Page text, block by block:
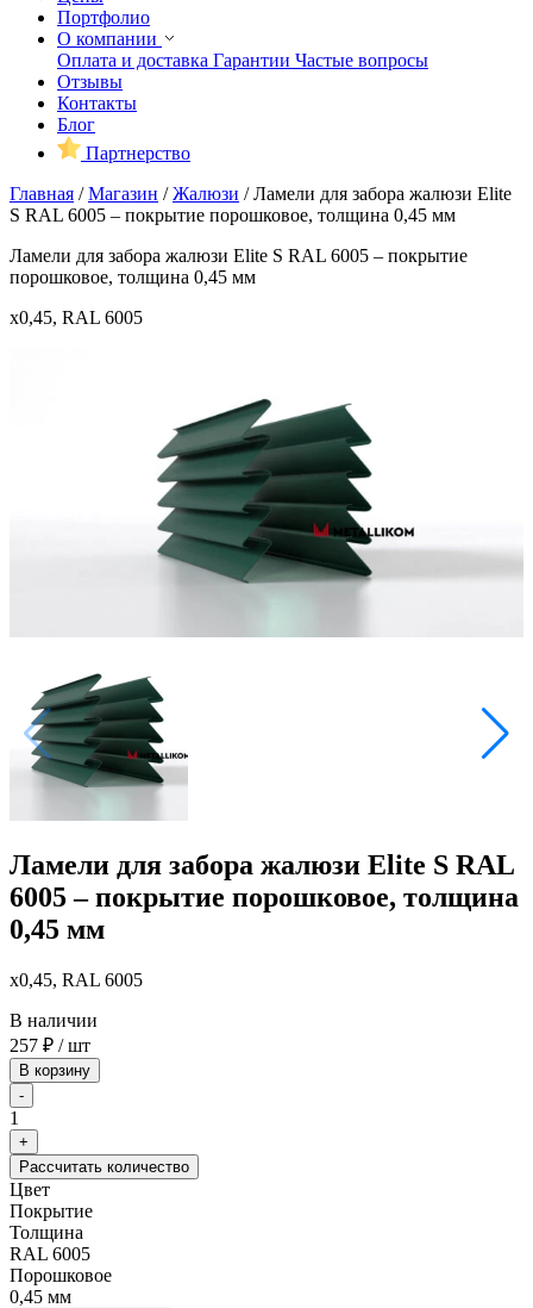
Портфолио
О компании
Оплата и доставка Гарантии Частые вопросы
Отзывы
Контакты
Блог
Партнерство
Главная /Магазин /Жалюзи /Ламели для забора жалюзи Elite
S RAL 6005 – покрытие порошковое, толщина 0,45 мм
Ламели для забора жалюзи Elite S RAL 6005 – покрытие
порошковое, толщина 0,45 мм
x0,45, RAL 6005
Ламели для забора жалюзи Elite S RAL
6005 – покрытие порошковое, толщина
0,45 мм
x0,45, RAL 6005
В наличии
257 ₽ / шт
В корзину
-
1
+
Рассчитать количество
Цвет
Покрытие
Толщина
RAL 6005
Порошковое
0,45 мм